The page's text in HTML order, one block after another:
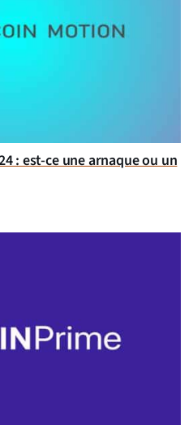
: est-ce une arnaque ou un